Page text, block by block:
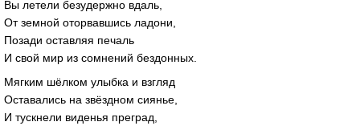
Вы летели безудержно вдаль,
От земной оторвавшись ладони,
Позади оставляя печаль
И свой мир из сомнений бездонных.
Мягким шёлком улыбка и взгляд
Оставались на звёздном сиянье,
И тускнели виденья преград,